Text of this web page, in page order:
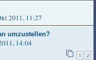
2011, 11:27
umzustellen?
14:04
1 2